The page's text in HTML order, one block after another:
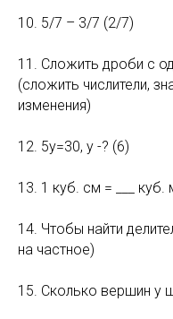
10. 5/7 – 3/7 (2/7)
11. Сложить дроби с
(сложить числители,
изменения)
12. 5у=30, у -? (6)
13. 1 куб. см = ___ куб.
14. Чтобы найти
на частное)
15. Сколько вершин у